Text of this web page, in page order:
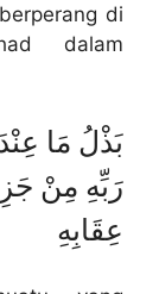
di
dalam
بَذْلُ مَا
رَبِّهِ مِنْ
عِقَابِهِ